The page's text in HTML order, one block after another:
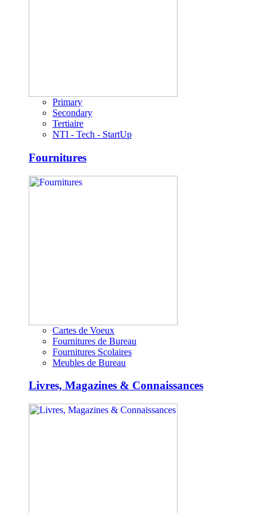
Primary
Secondary
Tertiaire
NTI - Tech - StartUp
Fournitures
Cartes de Voeux
Fournitures de Bureau
Fournitures Scolaires
Meubles de Bureau
Livres, Magazines & Connaissances